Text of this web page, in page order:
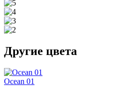
Другие цвета
Ocean 01